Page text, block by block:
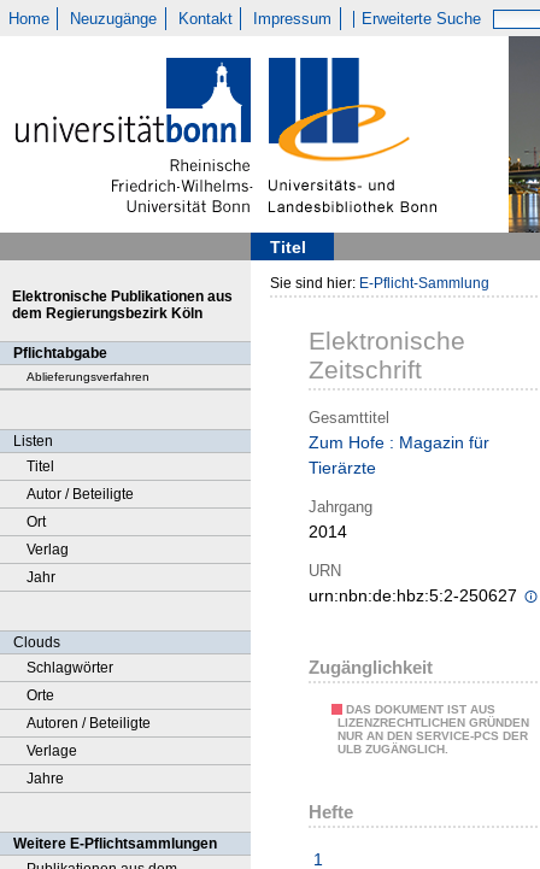
Home Neuzugänge Kontakt Impressum Erweiterte Suche
Titel
Elektronische Publikationen aus
dem Regierungsbezirk Köln
Pflichtabgabe
Ablieferungsverfahren
Listen
Titel
Autor / Beteiligte
Ort
Verlag
Jahr
Clouds
Schlagwörter
Orte
Autoren / Beteiligte
Verlage
Jahre
Weitere E-Pflichtsammlungen
Sie sind hier: E-Pflicht-Sammlung
Elektronische
Zeitschrift
Gesamttitel
Zum Hofe : Magazin für
Tierärzte
Jahrgang
2014
URN
urn:nbn:de:hbz:5:2-250627
Zugänglichkeit
DAS DOKUMENT IST AUS
LIZENZRECHTLICHEN GRÜNDEN
NUR AN DEN SERVICE-PCS DER
ULB ZUGÄNGLICH.
Hefte
1